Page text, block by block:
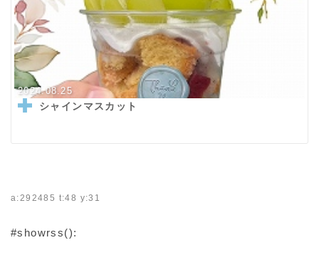
2024.08.25
シャインマスカット
a:292485 t:48 y:31
#showrss():